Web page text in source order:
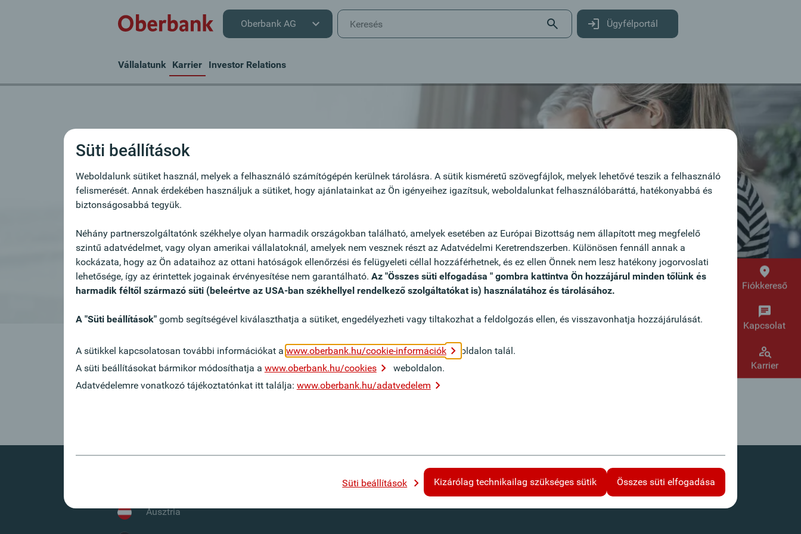
Oberbank AG Ügyfélportál
Vállalatunk Karrier Investor Relations
Új állásajánlat
Szívesen vesszük lelkes, elkötelezett
munkatársak jelentkezését.
Álláspályázat nem meghirdetett állásra
Ez az állásajánlat sajnos már nem elérhető.
Vissza
Fiókkereső
Kapcsolat
Karrier
Süti beállítások
Weboldalunk sütiket használ, melyek a felhasználó számítógépén kerülnek tárolásra. A sütik kisméretű szövegfájlok, melyek lehetővé teszik a felhasználó
felismerését. Annak érdekében használjuk a sütiket, hogy ajánlatainkat az Ön igényeihez igazítsuk, weboldalunkat felhasználóbaráttá, hatékonyabbá és
biztonságosabbá tegyük.
Néhány partnerszolgáltatónk székhelye olyan harmadik országokban található, amelyek esetében az Európai Bizottság nem állapított meg megfelelő
szintű adatvédelmet, vagy olyan amerikai vállalatoknál, amelyek nem vesznek részt az Adatvédelmi Keretrendszerben. Különösen fennáll annak a
kockázata, hogy az Ön adataihoz az ottani hatóságok ellenőrzési és felügyeleti céllal hozzáférhetnek, és ez ellen Önnek nem lesz hatékony jogorvoslati
lehetősége, így az érintettek jogainak érvényesítése nem garantálható. Az "Összes süti elfogadása " gombra kattintva Ön hozzájárul minden tőlünk és
harmadik féltől származó süti (beleértve az USA-ban székhellyel rendelkező szolgáltatókat is) használatához és tárolásához.
A "Süti beállítások"gomb segítségével kiválaszthatja a sütiket, engedélyezheti vagy tiltakozhat a feldolgozás ellen, és visszavonhatja hozzájárulását.
A sütikkel kapcsolatosan további információkat a www.oberbank.hu/cookie-információk
oldalon talál.
A süti beállításokat bármikor módosíthatja a www.oberbank.hu/cookies
weboldalon.
Adatvédelemre vonatkozó tájékoztatónkat itt találja: www.oberbank.hu/adatvedelem
Süti beállítások Kizárólag technikailag szükséges sütik Összes süti elfogadása
Ausztria